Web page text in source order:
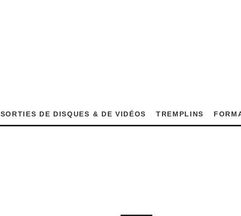
SORTIES DE DISQUES & DE VIDÉOS TREMPLINS